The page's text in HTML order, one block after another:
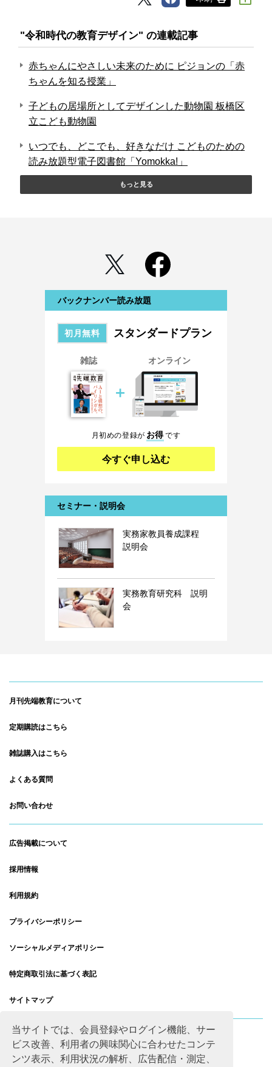
当サイトでは、会員登録やログイン機能、サー
ビス改善、利用者の興味関心に合わせたコンテ
ンツ表示、利用状況の解析、広告配信・測定、
"令和時代の教育デザイン" の連載記事
赤ちゃんにやさしい未来のために ピジョンの「赤
ちゃんを知る授業」
子どもの居場所としてデザインした動物園 板橋区
立こども動物園
いつでも、どこでも、好きなだけ こどものための
読み放題型電子図書館「Yomokka!」
もっと見る
バックナンバー読み放題
初月無料 スタンダードプラン
雑誌
＋
オンライン
月初めの登録が お得です
今すぐ申し込む
セミナー・説明会
実務家教員養成課程
説明会
実務教育研究科 説明
会
月刊先端教育について
定期購読はこちら
雑誌購入はこちら
よくある質問
お問い合わせ
広告掲載について
採用情報
利用規約
プライバシーポリシー
ソーシャルメディアポリシー
特定商取引法に基づく表記
サイトマップ